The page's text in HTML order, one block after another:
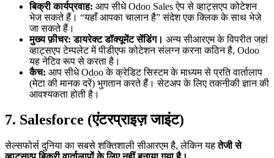
बिक्री कार्यप्रवाह: आप सीधे Odoo Sales ऐप से व्हाट्सएप कोटेशन
भेज सकते हैं। “यहाँ आपका चालान है” संदेश एक क्लिक के साथ भेजे
जा सकते हैं।
मुख्य फ़ीचर: डायरेक्ट डॉक्यूमेंट सेंडिंग। अन्य सीआरएम के विपरीत जहां
व्हाट्सएप टेम्पलेट में पीडीएफ कोटेशन संलग्न करना कठिन है, Odoo
यह नेटिव रूप से करता है।
कैच: आप सीधे Odoo के क्रेडिट सिस्टम के माध्यम से प्रति वार्तालाप
(मेटा की मानक दरें) भुगतान करते हैं। सेटअप के लिए तकनीकी ज्ञान की
आवश्यकता होती है।
7. Salesforce (एंटरप्राइज़ जाइंट)
सेल्सफोर्स दुनिया का सबसे शक्तिशाली सीआरएम है, लेकिन यहतेजी से